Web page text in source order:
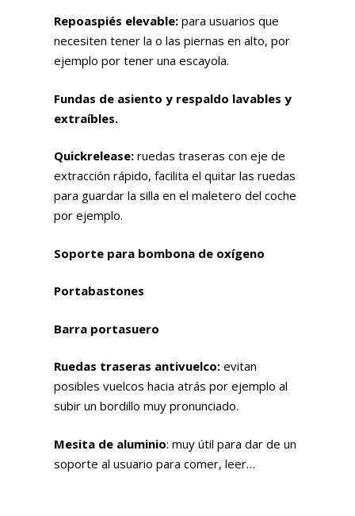
Repoaspiés elevable:para usuarios que
necesiten tener la o las piernas en alto, por
ejemplo por tener una escayola.
Fundas de asiento y respaldo lavables y
extraíbles.
Quickrelease: ruedas traseras con eje de
extracción rápido, facilita el quitar las ruedas
para guardar la silla en el maletero del coche
por ejemplo.
Soporte para bombona de oxígeno
Portabastones
Barra portasuero
Ruedas traseras antivuelco:evitan
posibles vuelcos hacia atrás por ejemplo al
subir un bordillo muy pronunciado.
Mesita de aluminio: muy útil para dar de un
soporte al usuario para comer, leer…